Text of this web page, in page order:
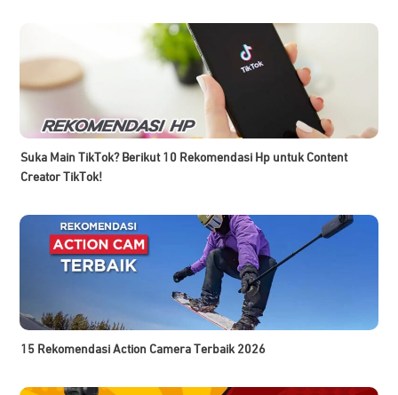
Suka Main TikTok? Berikut 10 Rekomendasi Hp untuk Content
Creator TikTok!
15 Rekomendasi Action Camera Terbaik 2026